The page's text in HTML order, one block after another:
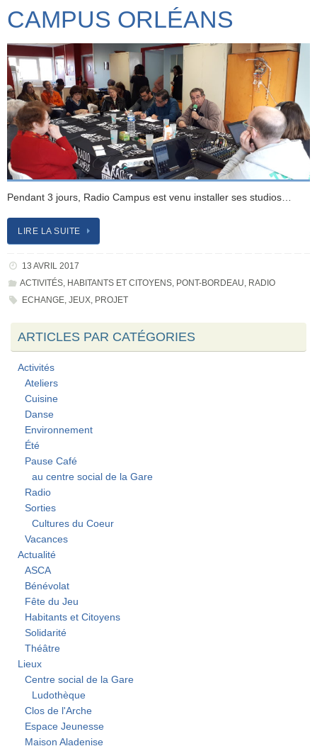
CAMPUS ORLÉANS
Pendant 3 jours, Radio Campus est venu installer ses studios…
LIRE LA SUITE
13 AVRIL 2017
ACTIVITÉS, HABITANTS ET CITOYENS, PONT-BORDEAU RADIO
ECHANGE, JEUX, PROJET
ARTICLES PAR CATÉGORIES
Activités
Ateliers
Cuisine
Danse
Environnement
Été
Pause Café
au centre social de la Gare
Radio
Sorties
Cultures du Coeur
Vacances
Actualité
ASCA
Bénévolat
Fête du Jeu
Habitants et Citoyens
Solidarité
Théâtre
Lieux
Centre social de la Gare
Ludothèque
Clos de l'Arche
Espace Jeunesse
Maison Aladenise